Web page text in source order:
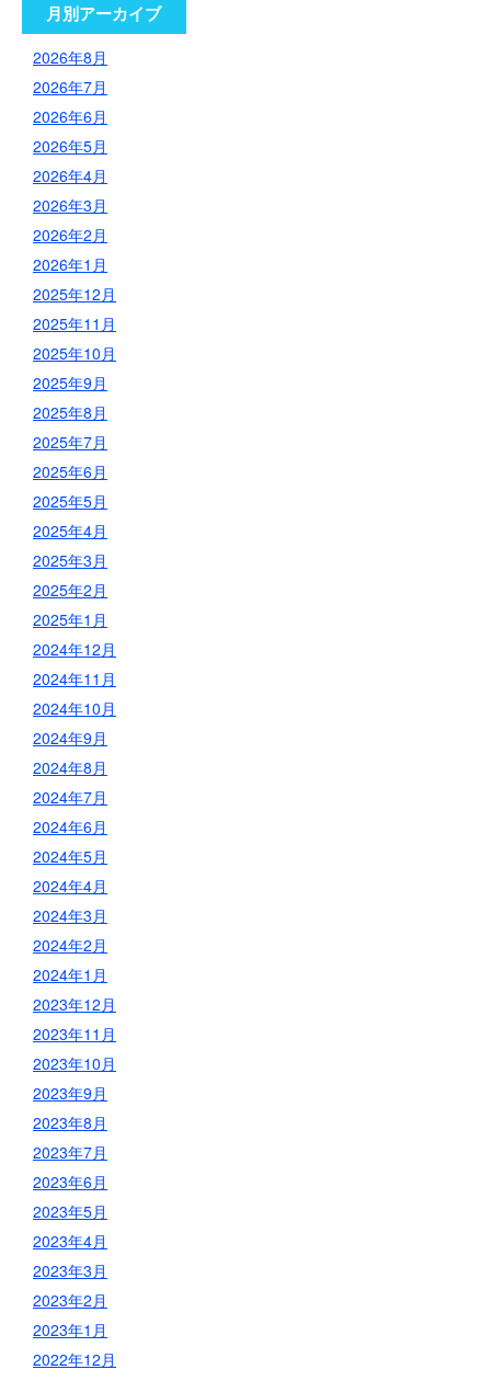
月別アーカイブ
2026年8月
2026年7月
2026年6月
2026年5月
2026年4月
2026年3月
2026年2月
2026年1月
2025年12月
2025年11月
2025年10月
2025年9月
2025年8月
2025年7月
2025年6月
2025年5月
2025年4月
2025年3月
2025年2月
2025年1月
2024年12月
2024年11月
2024年10月
2024年9月
2024年8月
2024年7月
2024年6月
2024年5月
2024年4月
2024年3月
2024年2月
2024年1月
2023年12月
2023年11月
2023年10月
2023年9月
2023年8月
2023年7月
2023年6月
2023年5月
2023年4月
2023年3月
2023年2月
2023年1月
2022年12月